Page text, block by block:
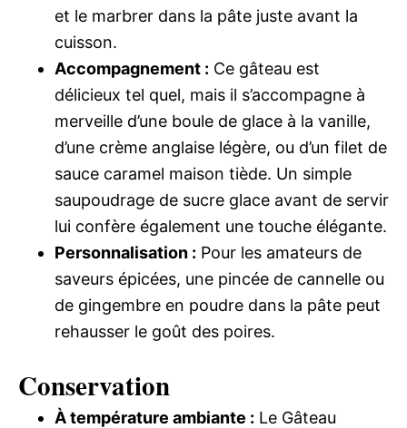
et le marbrer dans la pâte juste avant la
cuisson.
Accompagnement : Ce gâteau est
délicieux tel quel, mais il s’accompagne à
merveille d’une boule de glace à la vanille,
d’une crème anglaise légère, ou d’un filet de
sauce caramel maison tiède. Un simple
saupoudrage de sucre glace avant de servir
lui confère également une touche élégante.
Personnalisation : Pour les amateurs de
saveurs épicées, une pincée de cannelle ou
de gingembre en poudre dans la pâte peut
rehausser le goût des poires.
Conservation
À température ambiante : Le Gâteau